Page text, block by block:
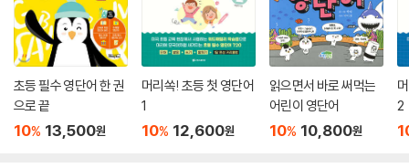
초등 필수 영단어 한 권
으로 끝
10% 13,500원
머리쏙! 초등 첫 영단어
1
10% 12,600원
읽으면서 바로 써먹는
어린이 영단어
10% 10,800원
2